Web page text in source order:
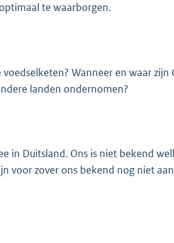
te waarborgen.
Wanneer en waar zijn
landen ondernomen?
in Duitsland. Ons is niet bekend
voor zover ons bekend nog niet